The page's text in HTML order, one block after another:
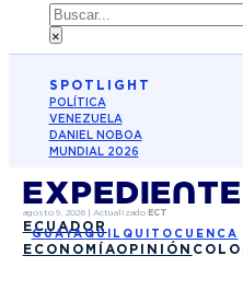
Buscar
×
SPOTLIGHT
POLÍTICA
VENEZUELA
DANIEL NOBOA
MUNDIAL 2026
agosto 9, 2026| Actualizado ECT
ECUADOR
GUAYAQUIL QUITO CUENCA
ECONOMÍAOPINIÓN